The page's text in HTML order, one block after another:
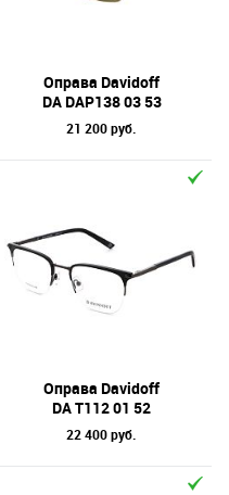
Оправа Davidoff
DA DAP138 03 53
21 200 руб.
Оправа Davidoff
DA T112 01 52
22 400 руб.